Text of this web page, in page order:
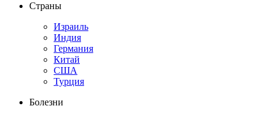
Страны
Израиль
Индия
Германия
Китай
США
Турция
Болезни